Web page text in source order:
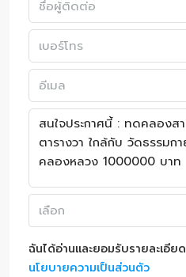
เลือก
ฉันได้อ่านและยอมรับรายละเอียด
นโยบายความเป็นส่วนตัว